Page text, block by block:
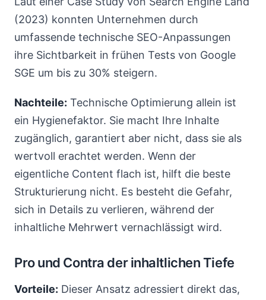
(2023) konnten Unternehmen durch
umfassende technische SEO-Anpassungen
ihre Sichtbarkeit in frühen Tests von Google
SGE um bis zu 30% steigern.
Nachteile: Technische Optimierung allein ist
ein Hygienefaktor. Sie macht Ihre Inhalte
zugänglich, garantiert aber nicht, dass sie als
wertvoll erachtet werden. Wenn der
eigentliche Content flach ist, hilft die beste
Strukturierung nicht. Es besteht die Gefahr,
sich in Details zu verlieren, während der
inhaltliche Mehrwert vernachlässigt wird.
Pro und Contra der inhaltlichen Tiefe
Vorteile: Dieser Ansatz adressiert direkt das,